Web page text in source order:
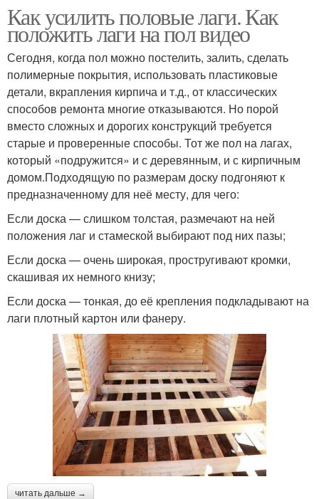
Как усилить половые лаги. Как
положить лаги на пол видео
Сегодня, когда пол можно постелить, залить, сделать
полимерные покрытия, использовать пластиковые
детали, вкрапления кирпича и т.д., от классических
способов ремонта многие отказываются. Но порой
вместо сложных и дорогих конструкций требуется
старые и проверенные способы. Тот же пол на лагах,
который «подружится» и с деревянным, и с кирпичным
домом.Подходящую по размерам доску подгоняют к
предназначенному для неё месту, для чего:
Если доска — слишком толстая, размечают на ней
положения лаг и стамеской выбирают под них пазы;
Если доска — очень широкая, простругивают кромки,
скашивая их немного книзу;
Если доска — тонкая, до её крепления подкладывают на
лаги плотный картон или фанеру.
читать дальше →